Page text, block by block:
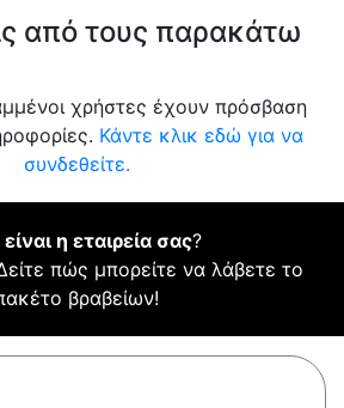
από τους παρακάτω
χρήστες έχουν πρόσβαση
Κάντε κλικ εδώ για να
συνδεθείτε.
η εταιρεία σας?
πώς μπορείτε να λάβετε το
βραβείων!